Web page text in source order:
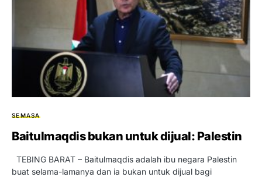
SEMASA
Baitulmaqdis bukan untuk dijual: Palestin
TEBING BARAT – Baitulmaqdis adalah ibu negara Palestin
buat selama-lamanya dan ia bukan untuk dijual bagi